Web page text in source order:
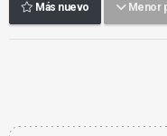
Más nuevo Menor